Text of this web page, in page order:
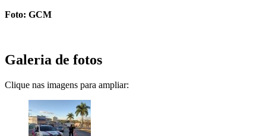
Foto: GCM
Galeria de fotos
Clique nas imagens para ampliar: